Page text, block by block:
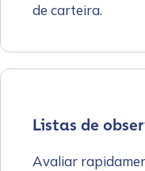
de carteira.
Listas de
Avaliar